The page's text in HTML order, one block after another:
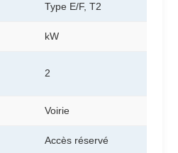
Type E/F, T2
kW
2
Voirie
Accès réservé